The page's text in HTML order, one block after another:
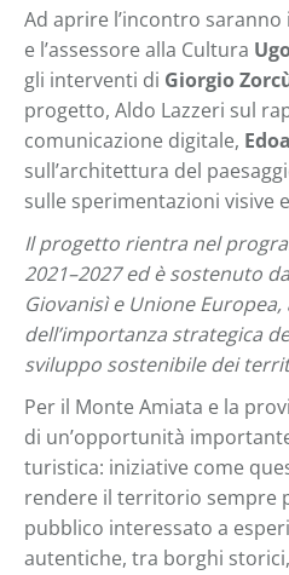
Ad aprire l’incontro saranno
e l’assessore alla Cultura
gli interventi di Giorgio
progetto, Aldo Lazzeri sul
comunicazione digitale,
sull’architettura del
sulle sperimentazioni visive
Il progetto rientra nel
2021–2027 ed è sostenuto
Giovanisì e Unione
dell’importanza strategica
sviluppo sostenibile dei
Per il Monte Amiata e la
di un’opportunità
turistica: iniziative come
rendere il territorio sempre
pubblico interessato a
autentiche, tra borghi